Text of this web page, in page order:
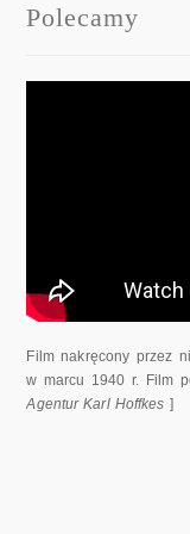
Polecamy
Film nakręcony przez
w marcu 1940 r. Film
Agentur Karl Hoffkes ]